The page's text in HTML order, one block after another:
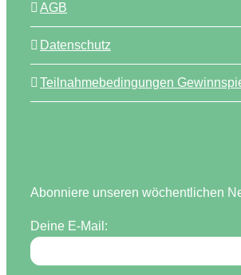
AGB
Datenschutz
Teilnahmebedingungen
Abonniere unseren wöchentlichen
Deine E-Mail: